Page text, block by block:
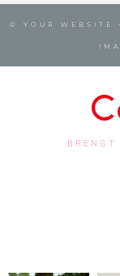
© YOUR WEBSITE